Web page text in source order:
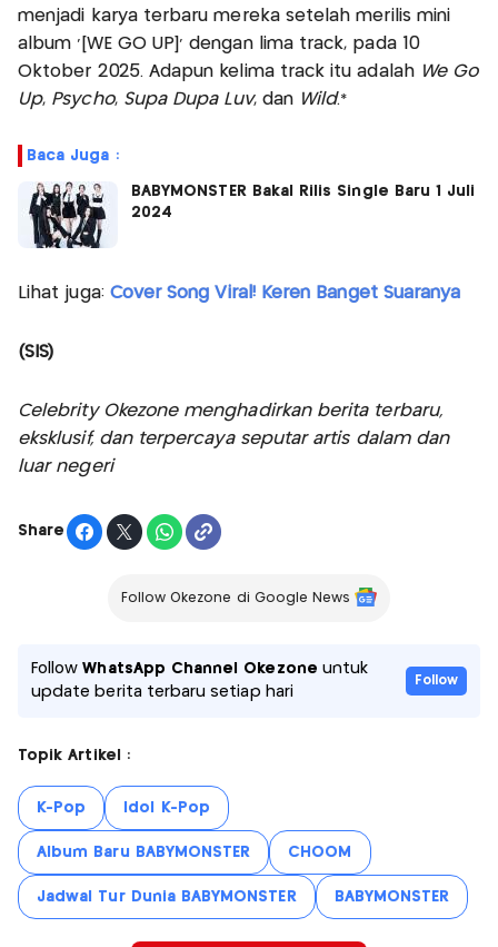
menjadi karya terbaru mereka setelah merilis mini
album ‘[WE GO UP]’ dengan lima track, pada 10
Oktober 2025. Adapun kelima track itu adalahWe Go
Up, Psycho, Supa Dupa Luv, dan Wild.*
Baca Juga :
BABYMONSTER Bakal Rilis Single Baru 1 Juli
2024
Lihat juga: Cover Song Viral! Keren Banget Suaranya
(SIS)
Celebrity Okezone menghadirkan berita terbaru,
eksklusif, dan terpercaya seputar artis dalam dan
luar negeri
Share
Follow Okezone di Google News
FollowWhatsApp Channel Okezone untuk
update berita terbaru setiap hari
Follow
Topik Artikel :
K-Pop Idol K-Pop
Album Baru BABYMONSTER CHOOM
Jadwal Tur Dunia BABYMONSTER BABYMONSTER